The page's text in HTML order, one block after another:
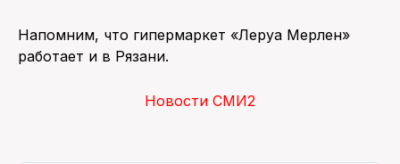
Напомним, что гипермаркет «Леруа Мерлен»
работает и в Рязани.
Новости СМИ2